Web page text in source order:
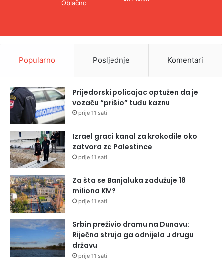
Oblačno
Popularno Posljednje Komentari
Prijedorski policajac optužen da je
vozaču “prišio” tuđu kaznu
prije 11 sati
Izrael gradi kanal za krokodile oko
zatvora za Palestince
prije 11 sati
Za šta se Banjaluka zadužuje 18
miliona KM?
prije 11 sati
Srbin preživio dramu na Dunavu:
Riječna struja ga odnijela u drugu
državu
prije 11 sati